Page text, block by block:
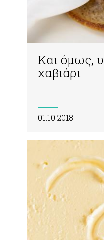
Και όμως,
χαβιάρι
01.10.2018